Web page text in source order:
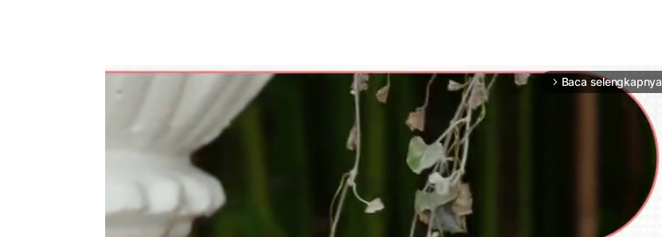
arrow_forward_ios Baca selengkapnya